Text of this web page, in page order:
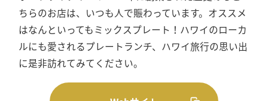
ちらのお店は、いつも人で賑わっています。オススメ
はなんといってもミックスプレート！ハワイのローカ
ルにも愛されるプレートランチ、ハワイ旅行の思い出
に是非訪れてみてください。